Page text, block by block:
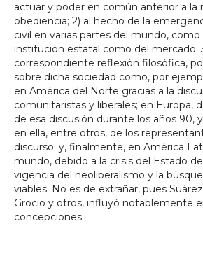
actuar y poder en común anterior a la
obediencia; 2) al hecho de la
civil en varias partes del mundo,
institución estatal como del mercado;
correspondiente reflexión filosófica,
sobre dicha sociedad como, por
en América del Norte gracias a la
comunitaristas y liberales; en Europa,
de esa discusión durante los años 90,
en ella, entre otros, de los
discurso; y, finalmente, en América
mundo, debido a la crisis del Estado
vigencia del neoliberalismo y la
viables. No es de extrañar, pues
Grocio y otros, influyó notablemente
concepciones